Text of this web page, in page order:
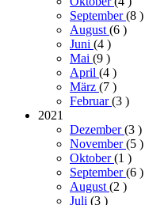
September(8 )
August (6 )
Juni (4 )
Mai (9 )
April (4 )
März (7 )
Februar(3 )
2021
Dezember(3 )
November(5 )
Oktober(1 )
September(6 )
August (2 )
Juli (3 )